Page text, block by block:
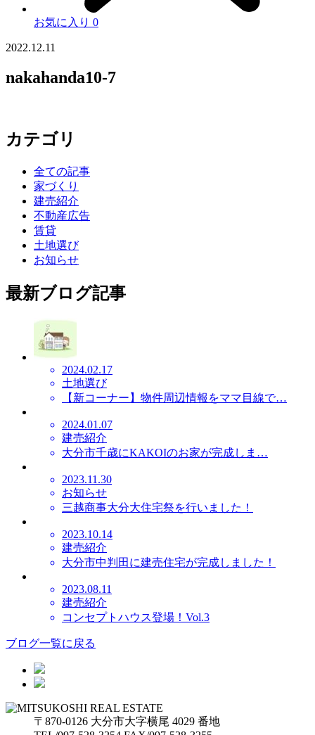
お気に入り 0
2022.12.11
nakahanda10-7
カテゴリ
全ての記事
家づくり
建売紹介
不動産広告
賃貸
土地選び
お知らせ
最新ブログ記事
2024.02.17
土地選び
【新コーナー】物件周辺情報をママ目線で…
2024.01.07
建売紹介
大分市千歳にKAKOIのお家が完成しま…
2023.11.30
お知らせ
三越商事大分大住宅祭を行いました！
2023.10.14
建売紹介
大分市中判田に建売住宅が完成しました！
2023.08.11
建売紹介
コンセプトハウス登場！Vol.3
ブログ一覧に戻る
〒870-0126 大分市大字横尾 4029 番地